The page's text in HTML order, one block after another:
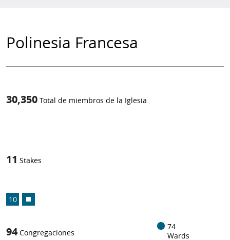
Polinesia Francesa
30,350 Total de miembros de la Iglesia
11 Stakes
10
94 Congregaciones
74
Wards